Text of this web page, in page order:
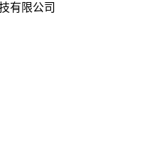
有限公司